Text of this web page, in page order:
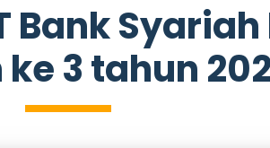
Bank
3 tahun